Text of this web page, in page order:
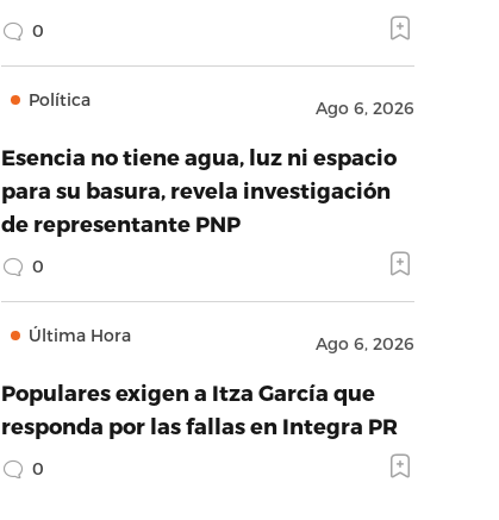
0
Política Ago 6, 2026
Esencia no tiene agua, luz ni espacio
para su basura, revela investigación
de representante PNP
0
Última Hora Ago 6, 2026
Populares exigen a Itza García que
responda por las fallas en Integra PR
0